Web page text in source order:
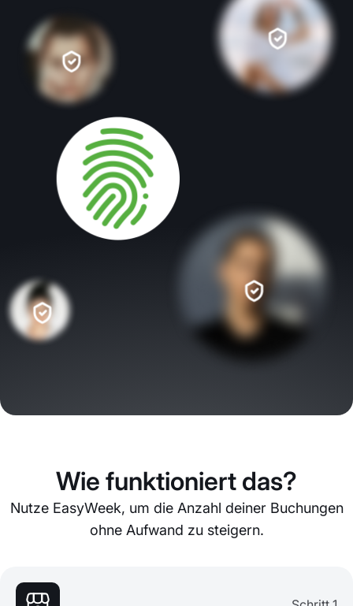
Wie funktioniert das?
Nutze EasyWeek, um die Anzahl deiner Buchungen
ohne Aufwand zu steigern.